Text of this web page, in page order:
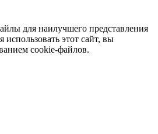
для наилучшего представления
этот сайт, вы
cookie-файлов.